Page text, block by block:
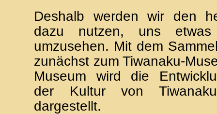
Deshalb werden wir den
dazu nutzen, uns
umzusehen. Mit dem
zunächst zum Tiwanaku-
Museum wird die
der Kultur von
dargestellt.